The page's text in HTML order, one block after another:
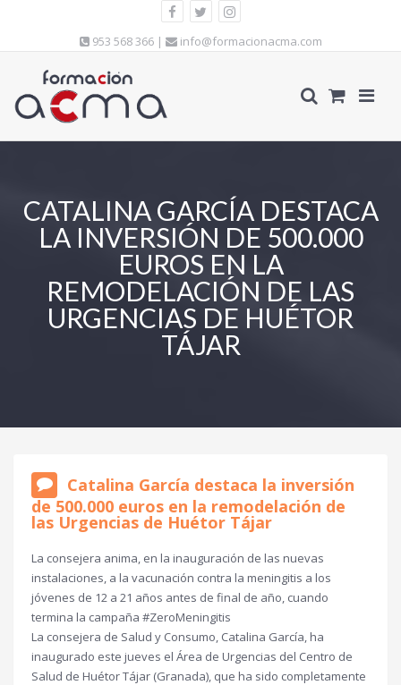
953 568 366 | info@formacionacma.com
CATALINA GARCÍA DESTACA
LA INVERSIÓN DE 500.000
EUROS EN LA
REMODELACIÓN DE LAS
URGENCIAS DE HUÉTOR
TÁJAR
Catalina García destaca la inversión
de 500.000 euros en la remodelación de
las Urgencias de Huétor Tájar
La consejera anima, en la inauguración de las nuevas
instalaciones, a la vacunación contra la meningitis a los
jóvenes de 12 a 21 años antes de final de año, cuando
termina la campaña #ZeroMeningitis
La consejera de Salud y Consumo, Catalina García, ha
inaugurado este jueves el Área de Urgencias del Centro de
Salud de Huétor Tájar (Granada), que ha sido completamente